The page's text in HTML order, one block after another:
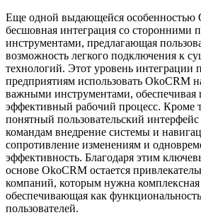
Еще одной выдающейся особенностью
бесшовная интеграция со сторонними
инструментами, предлагающая
возможность легкого подключения к
технологий. Этот уровень интеграции
предприятиям использовать OkoCRM
важными инструментами, обеспечивая
эффективный рабочий процесс. Кроме
понятный пользовательский
командам внедрение системы и
сопротивление изменениям и
эффективность. Благодаря этим
основе OkoCRM остается
компаний, которым нужна
обеспечивающая как
пользователей.